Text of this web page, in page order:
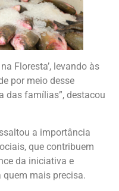
Floresta’, levando às
por meio desse
das famílias”, destacou
a importância
que contribuem
da iniciativa e
quem mais precisa.